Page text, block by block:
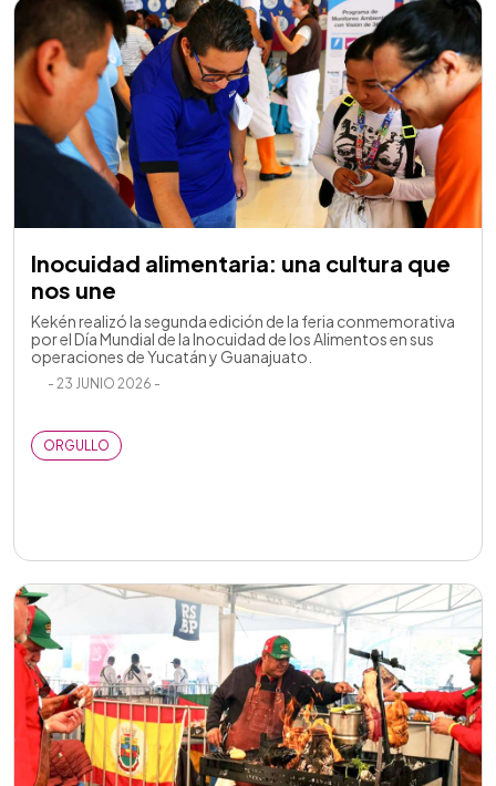
Inocuidad alimentaria: una cultura que
nos une
Kekén realizó la segunda edición de la feria conmemorativa
por el Día Mundial de la Inocuidad de los Alimentos en sus
operaciones de Yucatán y Guanajuato.
- 23 JUNIO 2026 -
ORGULLO